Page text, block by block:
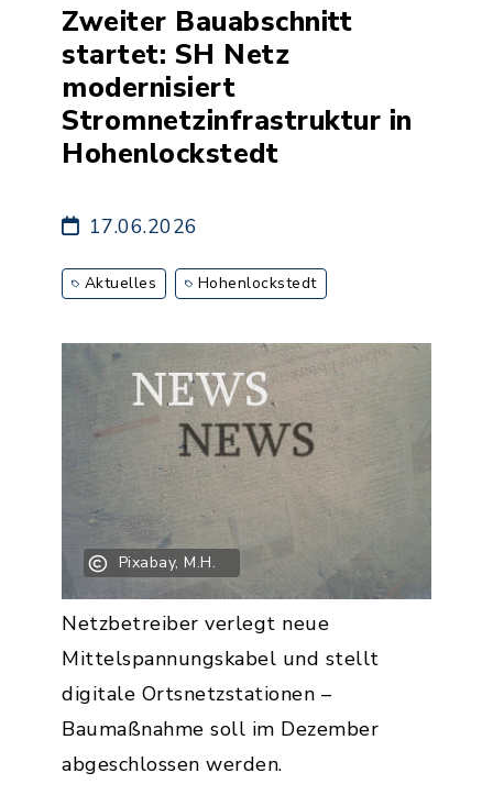
Zweiter Bauabschnitt
startet: SH Netz
modernisiert
Stromnetzinfrastruktur in
Hohenlockstedt
17.06.2026
Aktuelles Hohenlockstedt
Pixabay, M.H.
Netzbetreiber verlegt neue
Mittelspannungskabel und stellt
digitale Ortsnetzstationen –
Baumaßnahme soll im Dezember
abgeschlossen werden.